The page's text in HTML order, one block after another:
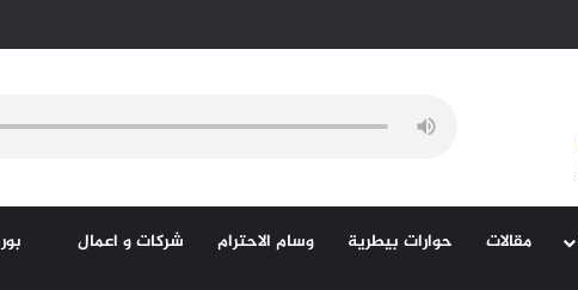
مقالات حوارات بيطرية وسام الاحترام شركات و اعمال